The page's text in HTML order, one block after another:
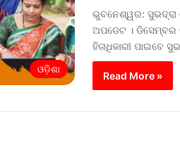
ଓଡ଼ିଶା
ଭୁବନେଶ୍ୱର:
ଅପଡେଟ । ଡିସେମ୍ବର
ହିତାଧିକାରୀ ପାଇବେ
Read More »